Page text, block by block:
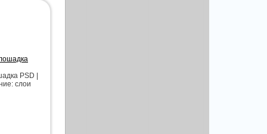
PSD |
слои